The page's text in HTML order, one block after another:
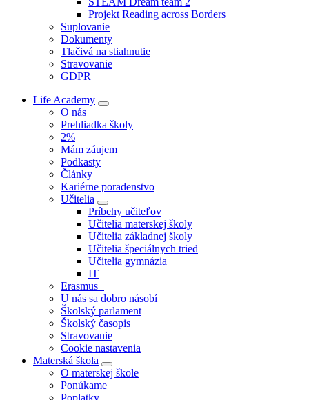
Projekt Reading across Borders
Suplovanie
Dokumenty
Tlačivá na stiahnutie
Stravovanie
GDPR
Life Academy
O nás
Prehliadka školy
2%
Mám záujem
Podkasty
Články
Kariérne poradenstvo
Učitelia
Príbehy učiteľov
Učitelia materskej školy
Učitelia základnej školy
Učitelia špeciálnych tried
Učitelia gymnázia
IT
Erasmus+
U nás sa dobro násobí
Školský parlament
Školský časopis
Stravovanie
Cookie nastavenia
Materská škola
O materskej škole
Ponúkame
Poplatky